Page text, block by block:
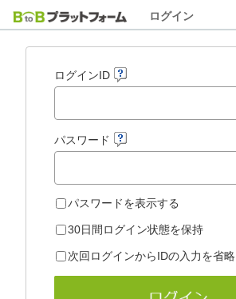
ログイン
ログインID
パスワード
パスワードを表示する
30日間ログイン状態を保持
次回ログインからIDの入力を省略